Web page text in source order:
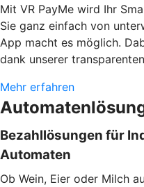
Mit VR PayMe wird Ihr
Sie ganz einfach von
App macht es möglich.
dank unserer
Mehr erfahren
Bezahllösungen für
Automaten
Ob Wein, Eier oder Milch